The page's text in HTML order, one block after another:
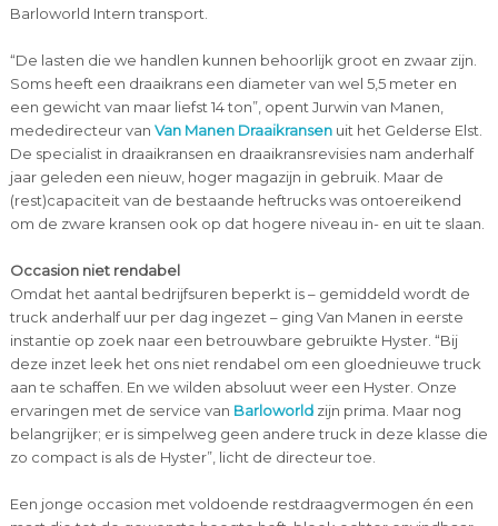
Barloworld Intern transport.
“De lasten die we handlen kunnen behoorlijk groot en zwaar zijn.
Soms heeft een draaikrans een diameter van wel 5,5 meter en
een gewicht van maar liefst 14 ton”, opent Jurwin van Manen,
mededirecteur van Van Manen Draaikransenuit het Gelderse Elst.
De specialist in draaikransen en draaikransrevisies nam anderhalf
jaar geleden een nieuw, hoger magazijn in gebruik. Maar de
(rest)capaciteit van de bestaande heftrucks was ontoereikend
om de zware kransen ook op dat hogere niveau in- en uit te slaan.
Occasion niet rendabel
Omdat het aantal bedrijfsuren beperkt is – gemiddeld wordt de
truck anderhalf uur per dag ingezet – ging Van Manen in eerste
instantie op zoek naar een betrouwbare gebruikte Hyster. “Bij
deze inzet leek het ons niet rendabel om een gloednieuwe truck
aan te schaffen. En we wilden absoluut weer een Hyster. Onze
ervaringen met de service van Barloworldzijn prima. Maar nog
belangrijker; er is simpelweg geen andere truck in deze klasse die
zo compact is als de Hyster”, licht de directeur toe.
Een jonge occasion met voldoende restdraagvermogen én een